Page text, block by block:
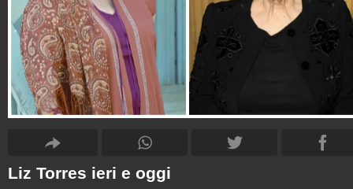
Liz Torres ieri e oggi